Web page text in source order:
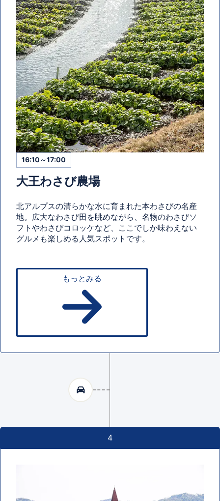
16:10～17:00
大王わさび農場
北アルプスの清らかな水に育まれた本わさびの名産
地。広大なわさび田を眺めながら、名物のわさびソ
フトやわさびコロッケなど、ここでしか味わえない
グルメも楽しめる人気スポットです。
もっとみる
4